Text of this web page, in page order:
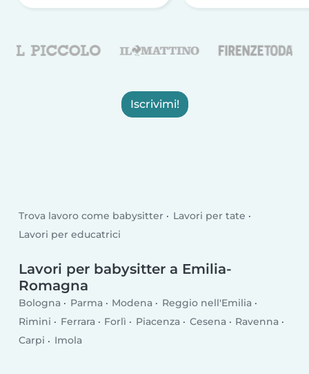
Iscrivimi!
Trova lavoro come babysitter
Lavori per tate
Lavori per educatrici
Lavori per babysitter a Emilia-
Romagna
Bologna Parma Modena
Reggio nell'Emilia
Rimini
Ferrara Forlì Piacenza Cesena
Ravenna
Carpi
Imola